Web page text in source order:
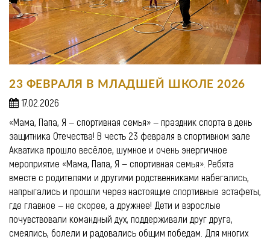
23 ФЕВРАЛЯ В МЛАДШЕЙ ШКОЛЕ 2026
17.02.2026
«Мама, Папа, Я — спортивная семья» — праздник спорта в день
защитника Отечества! В честь 23 февраля в спортивном зале
Акватика прошло весёлое, шумное и очень энергичное
мероприятие «Мама, Папа, Я — спортивная семья». Ребята
вместе с родителями и другими родственниками набегались,
напрыгались и прошли через настоящие спортивные эстафеты,
где главное — не скорее, а дружнее! Дети и взрослые
почувствовали командный дух, поддерживали друг друга,
смеялись, болели и радовались общим победам. Для многих